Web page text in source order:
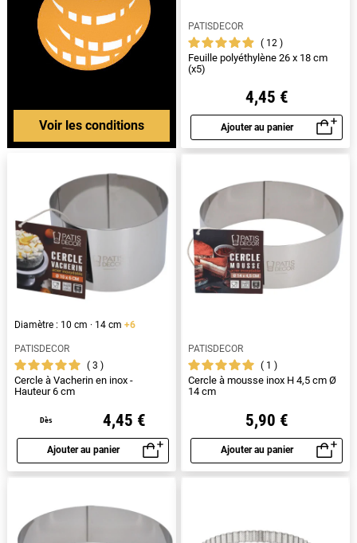
Voir les conditions
PATISDECOR
12
Feuille polyéthylène 26 x 18 cm
(x5)
4,45 €
Ajouter au panier
Aperçu rapide
Diamètre : 10 cm · 14 cm +6
PATISDECOR
3
Cercle à Vacherin en inox -
Hauteur 6 cm
Dès 4,45 €
Ajouter au panier
Aperçu rapide
PATISDECOR
1
Cercle à mousse inox H 4,5 cm Ø
14 cm
5,90 €
Ajouter au panier
Aperçu rapide